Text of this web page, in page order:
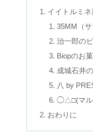
イイトルミネ
35MM（
治一郎の
Biopのお
成城石井
八 by
◯△□(マル
おわりに